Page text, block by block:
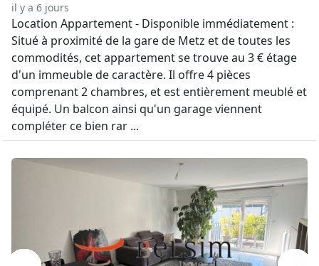
il y a 6 jours
Location Appartement - Disponible immédiatement :
Situé à proximité de la gare de Metz et de toutes les
commodités, cet appartement se trouve au 3 € étage
d'un immeuble de caractère. Il offre 4 pièces
comprenant 2 chambres, et est entièrement meublé et
équipé. Un balcon ainsi qu'un garage viennent
compléter ce bien rar ...